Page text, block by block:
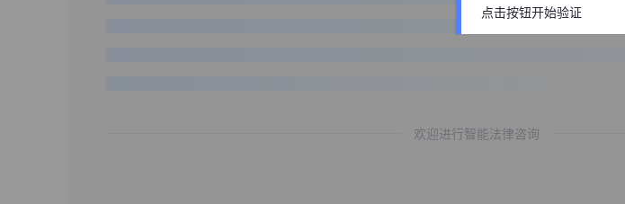
欢迎进行智能法律咨询
点击按钮开始验证